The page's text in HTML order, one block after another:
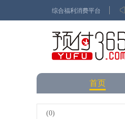
综合福利消费平台
首页
(0)